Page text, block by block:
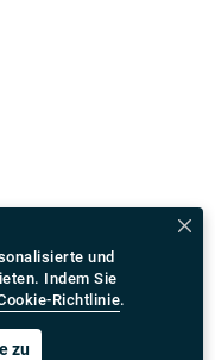
und
Indem Sie
Richtlinie.
zu